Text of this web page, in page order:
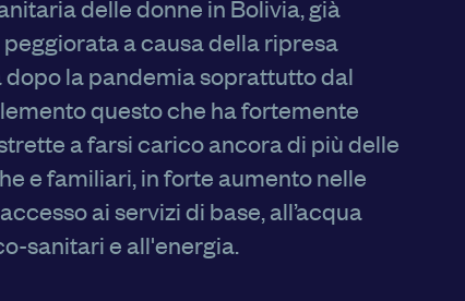
delle donne in Bolivia, già
a causa della ripresa
la pandemia soprattutto dal
questo che ha fortemente
a farsi carico ancora di più delle
e familiari, in forte aumento nelle
ai servizi di base, all’acqua
sanitari e all'energia.